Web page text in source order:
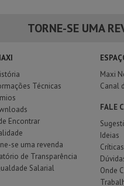
TORNE-SE UMA
Técnicas
Encontrar
se uma revenda
de Transparência
Salarial
Maxi
Canal
FALE
Ideias
Críticas
Onde